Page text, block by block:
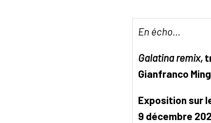
En écho…
Galatina remix,
Gianfranco
Exposition sur
9 décembre